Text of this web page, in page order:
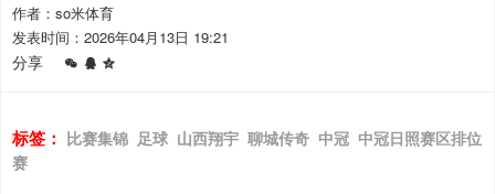
作者：so米体育
发表时间：2026年04月13日 19:21
分享
标签： 比赛集锦 足球 山西翔宇 聊城传奇 中冠 中冠日照赛区排位
赛